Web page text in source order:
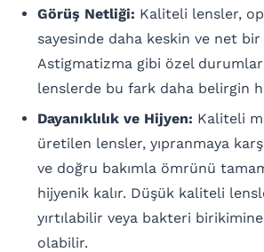
Görüş Netliği: Kaliteli lensler,
sayesinde daha keskin ve net
Astigmatizma gibi özel
lenslerde bu fark daha belirgin
Dayanıklılık ve Hijyen: Kaliteli
üretilen lensler, yıpranmaya
ve doğru bakımla ömrünü
hijyenik kalır. Düşük kaliteli
yırtılabilir veya bakteri birikimine
olabilir.